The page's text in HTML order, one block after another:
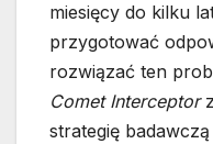
miesięcy do kilku
przygotować
rozwiązać ten
Comet Interceptor
strategię